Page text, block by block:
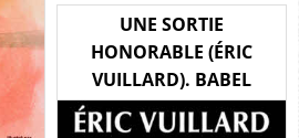
UNE SORTIE
HONORABLE (ÉRIC
VUILLARD). BABEL